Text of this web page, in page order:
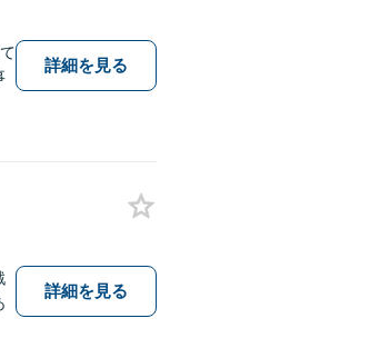
詳細を見る
詳細を見る